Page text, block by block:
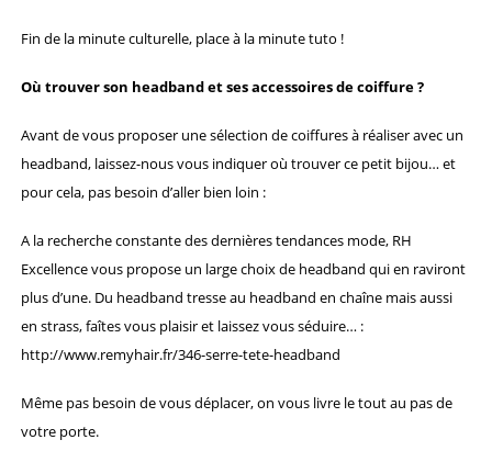
Fin de la minute culturelle, place à la minute tuto !
Où trouver son headband et ses accessoires de coiffure ?
Avant de vous proposer une sélection de coiffures à réaliser avec un
headband, laissez-nous vous indiquer où trouver ce petit bijou… et
pour cela, pas besoin d’aller bien loin :
A la recherche constante des dernières tendances mode, RH
Excellence vous propose un large choix de headband qui en raviront
plus d’une. Du headband tresse au headband en chaîne mais aussi
en strass, faîtes vous plaisir et laissez vous séduire… :
http://www.remyhair.fr/346-serre-tete-headband
Même pas besoin de vous déplacer, on vous livre le tout au pas de
votre porte.